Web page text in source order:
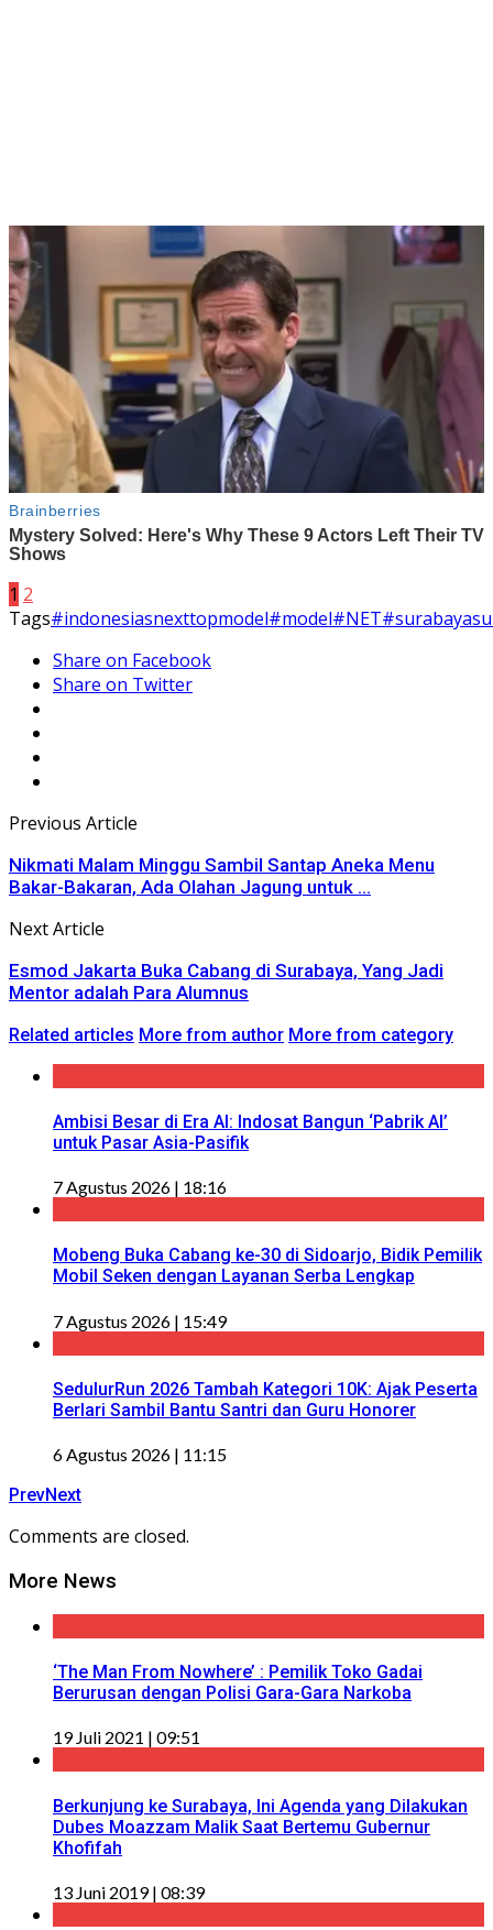
1 2
Tags#indonesiasnexttopmodel#model#NET
Share on Facebook
Share on Twitter
Previous Article
Nikmati Malam Minggu Sambil Santap Aneka Menu
Bakar-Bakaran, Ada Olahan Jagung untuk ...
Next Article
Esmod Jakarta Buka Cabang di Surabaya, Yang Jadi
Mentor adalah Para Alumnus
Related articles More from author More from category
Ambisi Besar di Era AI: Indosat Bangun ‘Pabrik AI’
untuk Pasar Asia-Pasifik
7 Agustus 2026 | 18:16
Mobeng Buka Cabang ke-30 di Sidoarjo, Bidik Pemilik
Mobil Seken dengan Layanan Serba Lengkap
7 Agustus 2026 | 15:49
SedulurRun 2026 Tambah Kategori 10K: Ajak Peserta
Berlari Sambil Bantu Santri dan Guru Honorer
6 Agustus 2026 | 11:15
PrevNext
Comments are closed.
More News
‘The Man From Nowhere’ : Pemilik Toko Gadai
Berurusan dengan Polisi Gara-Gara Narkoba
19 Juli 2021 | 09:51
Berkunjung ke Surabaya, Ini Agenda yang Dilakukan
Dubes Moazzam Malik Saat Bertemu Gubernur
Khofifah
13 Juni 2019 | 08:39